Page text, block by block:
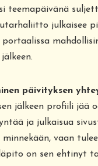
teemapäivänä
julkaisee
päivityksen
jälkeen profiili jää
ja julkaisua
vaan
on sen ehtinyt